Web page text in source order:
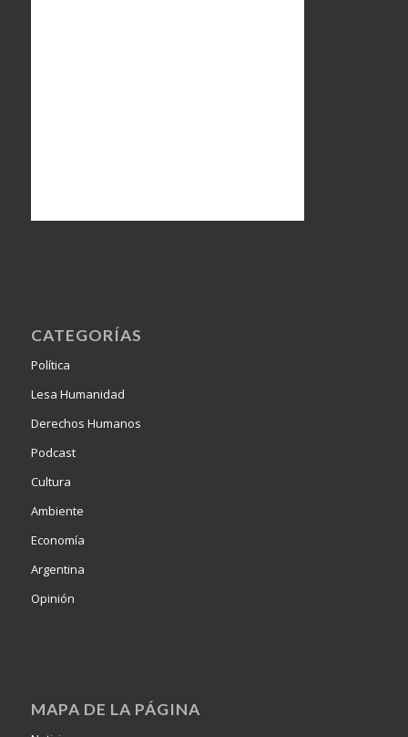
CATEGORÍAS
Política
Lesa Humanidad
Derechos Humanos
Podcast
Cultura
Ambiente
Economía
Argentina
Opinión
MAPA DE LA PÁGINA